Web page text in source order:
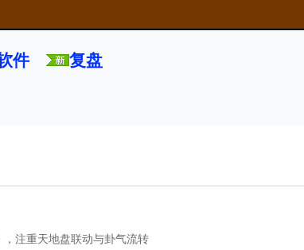
件 复盘
注重天地盘联动与卦气流转